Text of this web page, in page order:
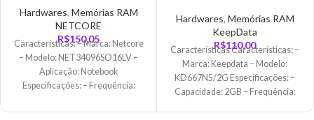
NET34096SO16LV
Hardwares, Memórias RAM
NETCORE
R$150,05
Características: – Marca: Netcore
– Modelo: NET34096SO16LV –
Aplicação: Notebook
Especificações: – Frequência:
Capacidade: 4GB
Hardwares, Memórias RAM
KeepData
R$110,00
Características Características: –
Marca: Keepdata – Modelo:
KD667N5/2G Especificações: –
Capacidade: 2GB – Frequência: